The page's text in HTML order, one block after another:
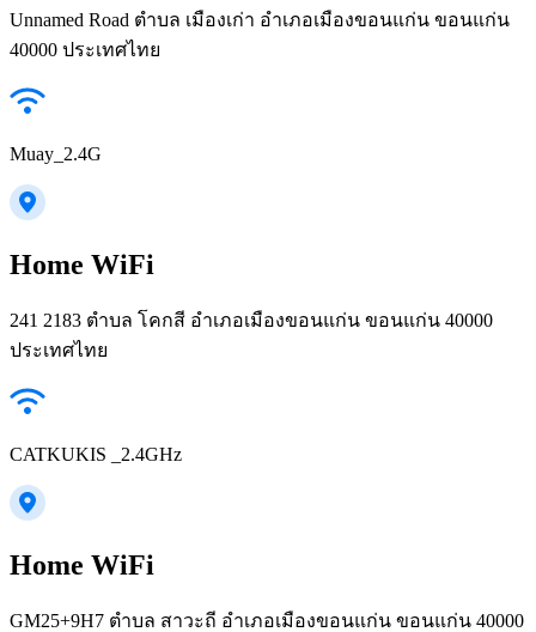
Unnamed Road ตำบล เมืองเก่า อำเภอเมืองขอนแก่น ขอนแก่น
40000 ประเทศไทย
Muay_2.4G
Home WiFi
241 2183 ตำบล โคกสี อำเภอเมืองขอนแก่น ขอนแก่น 40000
ประเทศไทย
CATKUKIS _2.4GHz
Home WiFi
GM25+9H7 ตำบล สาวะถี อำเภอเมืองขอนแก่น ขอนแก่น 40000